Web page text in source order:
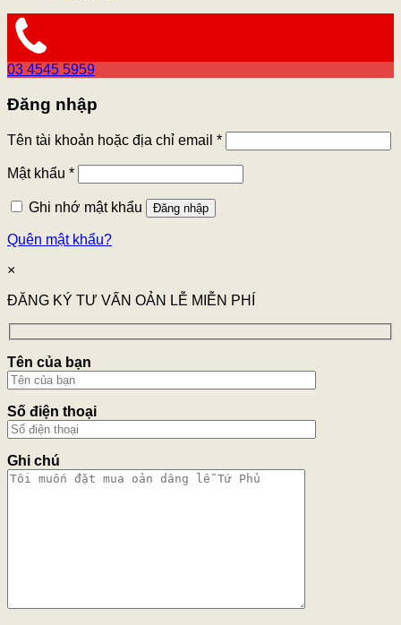
03 4545 5959
Đăng nhập
Tên tài khoản hoặc địa chỉ email *
Mật khẩu *
Ghi nhớ mật khẩu Đăng nhập
Quên mật khẩu?
×
ĐĂNG KÝ TƯ VẤN OẢN LỄ MIỄN PHÍ
Tên của bạn
Số điện thoại
Ghi chú